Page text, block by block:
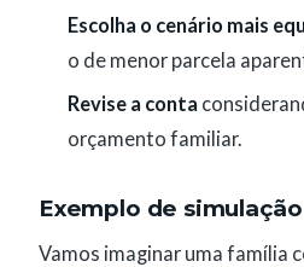
Escolha o cenário mais
o de menor parcela
Revise a conta
orçamento familiar.
Exemplo de
Vamos imaginar uma família